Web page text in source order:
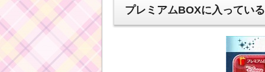
プレミアムBOXに入ってい